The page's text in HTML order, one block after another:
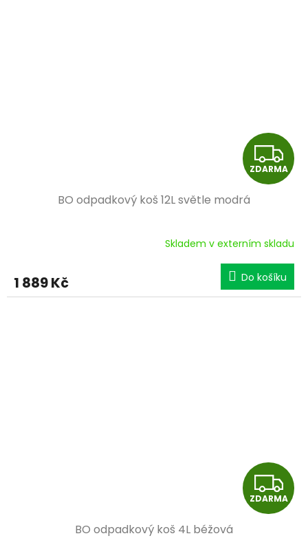
Z
D
R
M
A
ZDARMA
BO odpadkový koš 12L světle modrá
Skladem v externím skladu
1 889 Kč Do košíku
Z
D
ZDARMA
BO odpadkový koš 4L béžová